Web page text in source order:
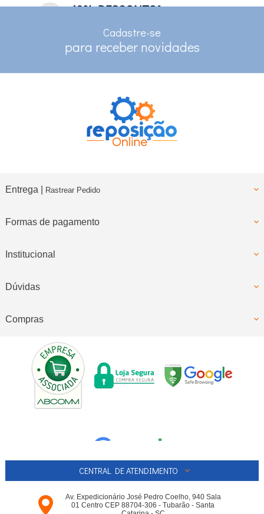
10% DESCONTO*
RASTREAMENTO
Cadastre-se
para receber novidades
Entrega | Rastrear Pedido
Formas de pagamento
Institucional
Dúvidas
Compras
CENTRAL DE ATENDIMENTO
Av. Expedicionário José Pedro Coelho, 940 Sala
01 Centro CEP 88704-306 - Tubarão - Santa